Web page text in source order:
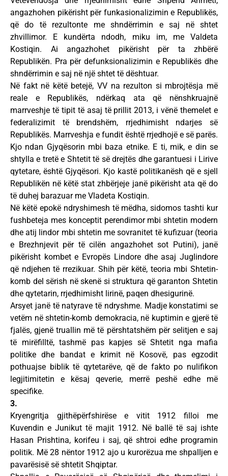
angazhohen pikërisht për funkasionalizimin e Republikës,
që do të rezultonte me shndërrimin e saj në shtet
zhvillimor. E kundërta ndodh, miku im, me Valdeta
Kostiqin. Ai angazhohet pikërisht për ta zhbërë
Republikën. Pra për defunksionalizimin e Republikës dhe
shndërrimin e saj në një shtet të dështuar.
Në fakt në këtë betejë, VV na rezulton si mbrojtësja më
reale e Republikës, ndërkaq ata që nënshkruajnë
marrveshje të tipit të asaj të prillit 2013, i vënë themelet e
federalizimit të brendshëm, rrjedhimisht ndarjes së
Republikës. Marrveshja e fundit është rrjedhojë e së parës.
Kjo ndan Gjyqësorin mbi baza etnike. E ti, mik, e din se
shtylla e tretë e Shtetit të së drejtës dhe garantuesi i Lirive
qytetare, është Gjyqësori. Kjo kastë politikanësh që e sjell
Republikën në këtë stat zhbërjeje janë pikërisht ata që do
të duhej barazuar me Vladeta Kostiqin.
Në këtë epokë ndryshimesh të mëdha, sidomos tashti kur
fushbeteja mes konceptit perendimor mbi shtetin modern
dhe atij lindor mbi shtetin me sovranitet të kufizuar (teoria
e Brezhnjevit për të cilën angazhohet sot Putini), janë
pikërisht kombet e Evropës Lindore dhe asaj Juglindore
që ndjehen të rrezikuar. Shih për këtë, teoria mbi Shtetin-
komb del sërish në skenë si struktura që garanton Shtetin
dhe qytetarin, rrjedhimisht lirinë, paqen dhesigurinë.
Arsyet janë të natyrave të ndryshme. Madje konstatimi se
vetëm në shtetin-komb demokracia, në kuptimin e gjerë të
fjalës, gjenë truallin më të përshtatshëm për selitjen e saj
të mirëfilltë, tashmë pas kapjes së Shtetit nga mafia
politike dhe bandat e krimit në Kosovë, pas egzodit
pothuajse biblik të qytetarëve, që de fakto po nulifikon
legjitimitetin e kësaj qeverie, merrë peshë edhe më
specifike.
3.
Kryengritja gjithëpërfshirëse e vitit 1912 filloi me
Kuvendin e Junikut të majit 1912. Në ballë të saj ishte
Hasan Prishtina, korifeu i saj, që shtroi edhe programin
politik. Më 28 nëntor 1912 ajo u kurorëzua me shpalljen e
pavarësisë së shtetit Shqiptar.